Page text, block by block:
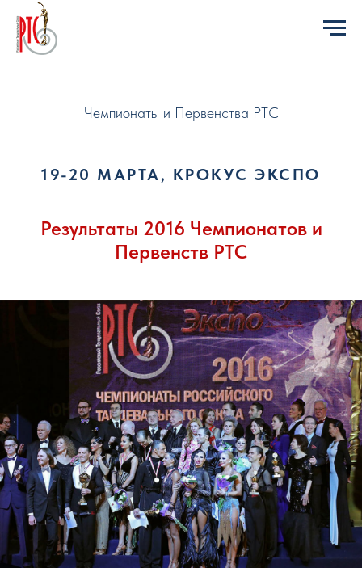
Чемпионаты и Первенства РТС
19-20 МАРТА, КРОКУС ЭКСПО
Результаты 2016 Чемпионатов и
Первенств РТС